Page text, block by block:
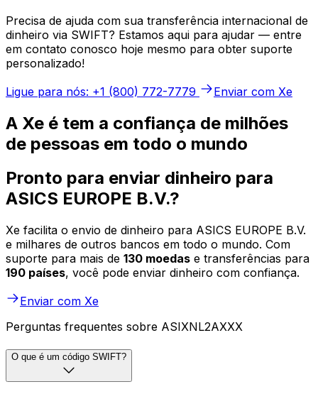
Precisa de ajuda com sua transferência internacional de
dinheiro via SWIFT? Estamos aqui para ajudar — entre
em contato conosco hoje mesmo para obter suporte
personalizado!
Ligue para nós: +1 (800) 772-7779
Enviar com Xe
A Xe é tem a confiança de milhões
de pessoas em todo o mundo
Pronto para enviar dinheiro para
ASICS EUROPE B.V.?
Xe facilita o envio de dinheiro para ASICS EUROPE B.V.
e milhares de outros bancos em todo o mundo. Com
suporte para mais de 130 moedas e transferências para
190 países, você pode enviar dinheiro com confiança.
Enviar com Xe
Perguntas frequentes sobre ASIXNL2AXXX
O que é um código SWIFT?